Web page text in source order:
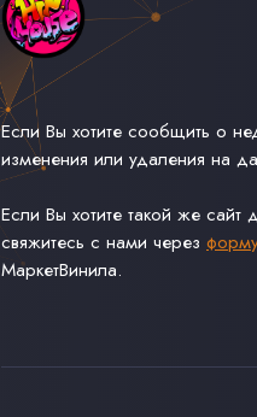
Если Вы хотите сообщить о
изменения или удаления на
Если Вы хотите такой же сайт
свяжитесь с нами через
МаркетВинила.